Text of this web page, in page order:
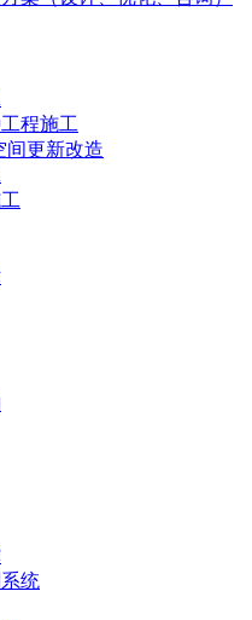
程施工
间更新改造
统